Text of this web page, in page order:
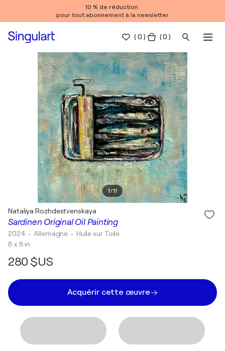
10 % de réduction
pour tout abonnement à la newsletter
(0 ) ( 0 )
1/11
Sardinen Original Oil Painting
Nataliya Rozhdestvenskaya
2024 • Allemagne • Huile sur Toile
8 x 8 in
280 $US
Acquérir cette œuvre